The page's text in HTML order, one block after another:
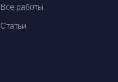
Все работы
Статьи